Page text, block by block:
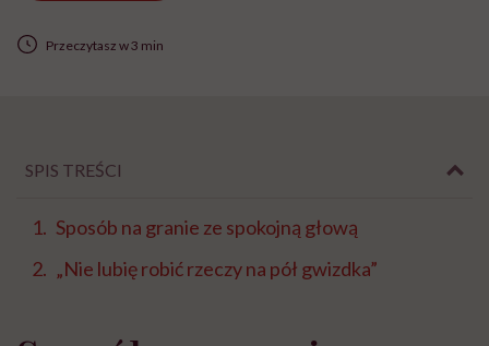
Przeczytasz w 3 min
SPIS TREŚCI
Sposób na granie ze spokojną głową
„Nie lubię robić rzeczy na pół gwizdka”